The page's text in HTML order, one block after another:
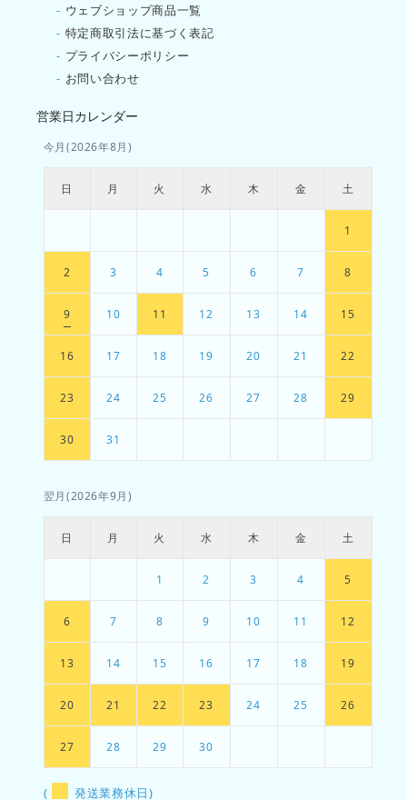
- ウェブショップ商品一覧
- 特定商取引法に基づく表記
- プライバシーポリシー
- お問い合わせ
営業日カレンダー
今月(2026年8月)
日 月 火 水 木 金 土
1
2 3 4 5 6 7 8
9 10 11 12 13 14 15
16 17 18 19 20 21 22
23 24 25 26 27 28 29
30 31
翌月(2026年9月)
日 月 火 水 木 金 土
1 2 3 4 5
6 7 8 9 10 11 12
13 14 15 16 17 18 19
20 21 22 23 24 25 26
27 28 29 30
( 発送業務休日)